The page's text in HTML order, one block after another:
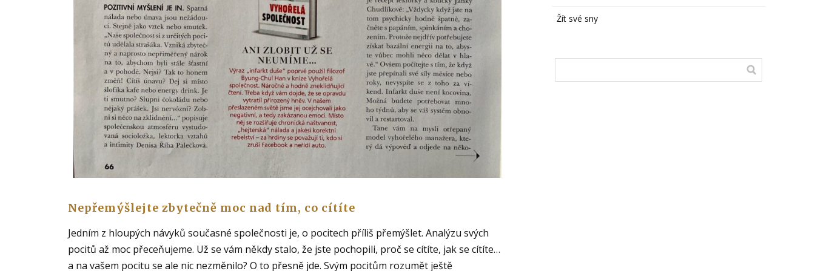
Nepřemýšlejte zbytečně moc nad tím, co cítíte
Jedním z hloupých návyků současné společnosti je, o pocitech příliš přemýšlet. Analýzu svých
pocitů až moc přeceňujeme. Už se vám někdy stalo, že jste pochopili, proč se cítíte, jak se cítíte…
a na vašem pocitu se ale nic nezměnilo? O to přesně jde. Svým pocitům rozumět ještě
Žít své sny